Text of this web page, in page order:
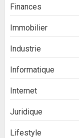
Finances
Immobilier
Industrie
Informatique
Internet
Juridique
Lifestyle